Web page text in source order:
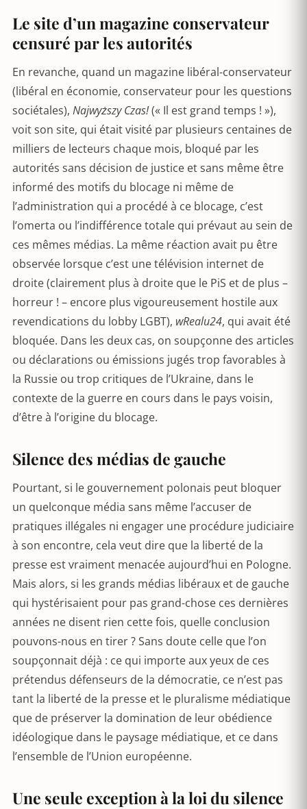
Le site d’un magazine conservateur
censuré par les autorités
En revanche, quand un magazine libéral-conservateur
(libéral en économie, conservateur pour les questions
sociétales), Najwyższy Czas!(« Il est grand temps ! »),
voit son site, qui était visité par plusieurs centaines de
milliers de lecteurs chaque mois, bloqué par les
autorités sans décision de justice et sans même être
informé des motifs du blocage ni même de
l’administration qui a procédé à ce blocage, c’est
l’omerta ou l’indifférence totale qui prévaut au sein de
ces mêmes médias. La même réaction avait pu être
observée lorsque c’est une télévision internet de
droite (clairement plus à droite que le PiS et de plus –
horreur ! – encore plus vigoureusement hostile aux
revendications du lobby LGBT), wRealu24, qui avait été
bloquée. Dans les deux cas, on soupçonne des articles
ou déclarations ou émissions jugés trop favorables à
la Russie ou trop critiques de l’Ukraine, dans le
contexte de la guerre en cours dans le pays voisin,
d’être à l’origine du blocage.
Silence des médias de gauche
Pourtant, si le gouvernement polonais peut bloquer
un quelconque média sans même l’accuser de
pratiques illégales ni engager une procédure judiciaire
à son encontre, cela veut dire que la liberté de la
presse est vraiment menacée aujourd’hui en Pologne.
Mais alors, si les grands médias libéraux et de gauche
qui hystérisaient pour pas grand-chose ces dernières
années ne disent rien cette fois, quelle conclusion
pouvons-nous en tirer ? Sans doute celle que l’on
soupçonnait déjà : ce qui importe aux yeux de ces
prétendus défenseurs de la démocratie, ce n’est pas
tant la liberté de la presse et le pluralisme médiatique
que de préserver la domination de leur obédience
idéologique dans le paysage médiatique, et ce dans
l’ensemble de l’Union européenne.
Une seule exception à la loi du silence